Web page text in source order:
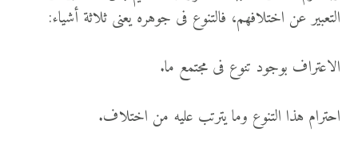
التعبير عن اختلافهم، فالتنوع فى جوهره يعنى ثلاثة أشياء:
الاعتراف بوجود تنوع فى مجتمع ما.
احترام هذا التنوع وما يترتب عليه من اختلاف.